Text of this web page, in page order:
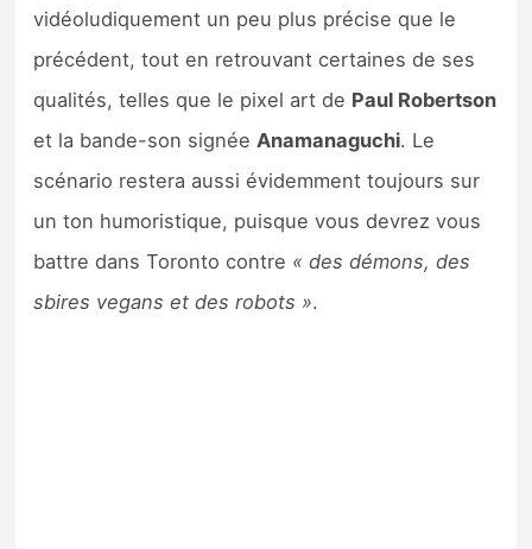
vidéoludiquement un peu plus précise que le
précédent, tout en retrouvant certaines de ses
qualités, telles que le pixel art de Paul Robertson
et la bande-son signée Anamanaguchi. Le
scénario restera aussi évidemment toujours sur
un ton humoristique, puisque vous devrez vous
battre dans Toronto contre « des démons, des
sbires vegans et des robots ».